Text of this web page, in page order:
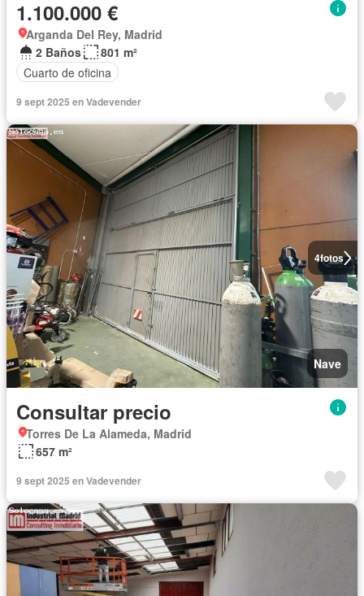
1.100.000 €
Arganda Del Rey, Madrid
2 Baños
801 m²
Cuarto de oficina
9 sept 2025 en Vadevender
4fotos
Nave
Consultar precio
Torres De La Alameda, Madrid
657 m²
9 sept 2025 en Vadevender